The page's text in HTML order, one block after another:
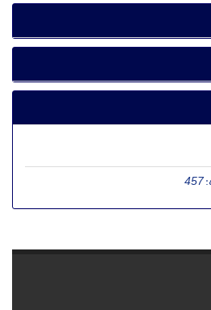
457